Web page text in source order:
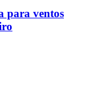
para ventos